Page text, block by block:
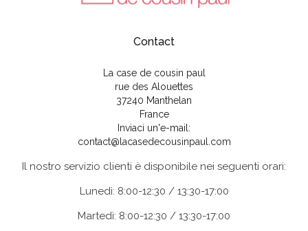
Contact
La case de cousin paul
rue des Alouettes
37240 Manthelan
France
Inviaci un'e-mail:
contact@lacasedecousinpaul.com
Il nostro servizio clienti è disponibile nei seguenti orari:
Lunedì: 8:00-12:30 / 13:30-17:00
Martedì: 8:00-12:30 / 13:30-17:00